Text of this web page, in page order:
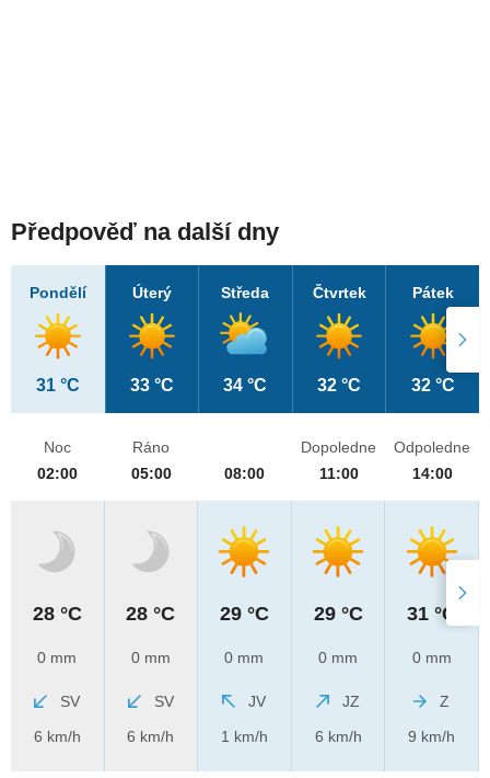
Předpověď na další dny
Pondělí
31 °C
Úterý
33 °C
Středa
34 °C
Čtvrtek
32 °C
Pátek
32 °C
Noc
02:00
28 °C
0 mm
SV
6 km/h
Ráno
05:00
28 °C
0 mm
SV
6 km/h
08:00
29 °C
0 mm
JV
1 km/h
Dopoledne
11:00
29 °C
0 mm
JZ
6 km/h
Odpoledne
14:00
31 °C
0 mm
Z
9 km/h